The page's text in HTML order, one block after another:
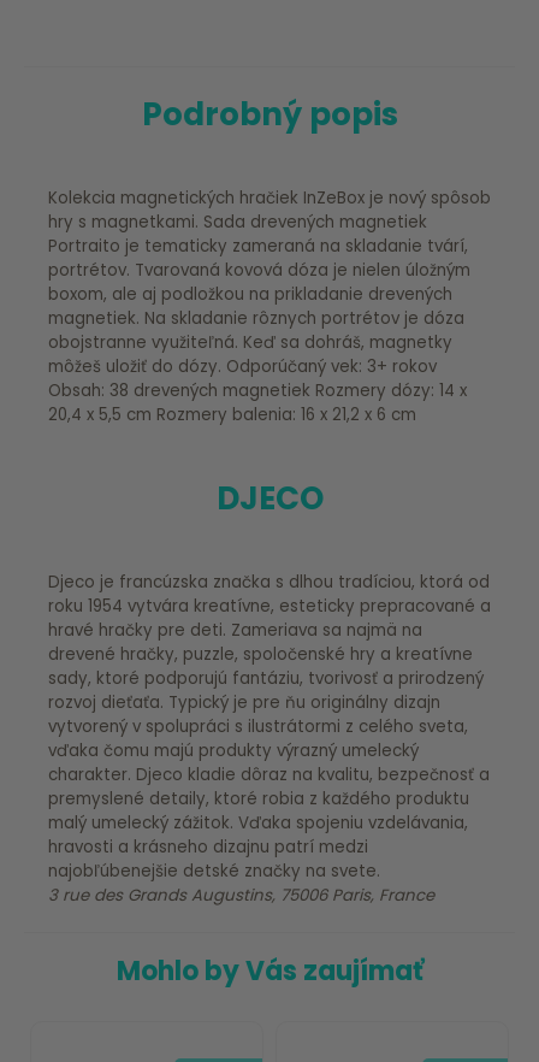
Podrobný popis
Kolekcia magnetických hračiek InZeBox je nový spôsob
hry s magnetkami. Sada drevených magnetiek
Portraito je tematicky zameraná na skladanie tvárí,
portrétov. Tvarovaná kovová dóza je nielen úložným
boxom, ale aj podložkou na prikladanie drevených
magnetiek. Na skladanie rôznych portrétov je dóza
obojstranne využiteľná. Keď sa dohráš, magnetky
môžeš uložiť do dózy. Odporúčaný vek: 3+ rokov
Obsah: 38 drevených magnetiek Rozmery dózy: 14 x
20,4 x 5,5 cm Rozmery balenia: 16 x 21,2 x 6 cm
DJECO
Djeco je francúzska značka s dlhou tradíciou, ktorá od
roku 1954 vytvára kreatívne, esteticky prepracované a
hravé hračky pre deti. Zameriava sa najmä na
drevené hračky, puzzle, spoločenské hry a kreatívne
sady, ktoré podporujú fantáziu, tvorivosť a prirodzený
rozvoj dieťaťa. Typický je pre ňu originálny dizajn
vytvorený v spolupráci s ilustrátormi z celého sveta,
vďaka čomu majú produkty výrazný umelecký
charakter. Djeco kladie dôraz na kvalitu, bezpečnosť a
premyslené detaily, ktoré robia z každého produktu
malý umelecký zážitok. Vďaka spojeniu vzdelávania,
hravosti a krásneho dizajnu patrí medzi
najobľúbenejšie detské značky na svete.
3 rue des Grands Augustins, 75006 Paris, France
Mohlo by Vás zaujímať